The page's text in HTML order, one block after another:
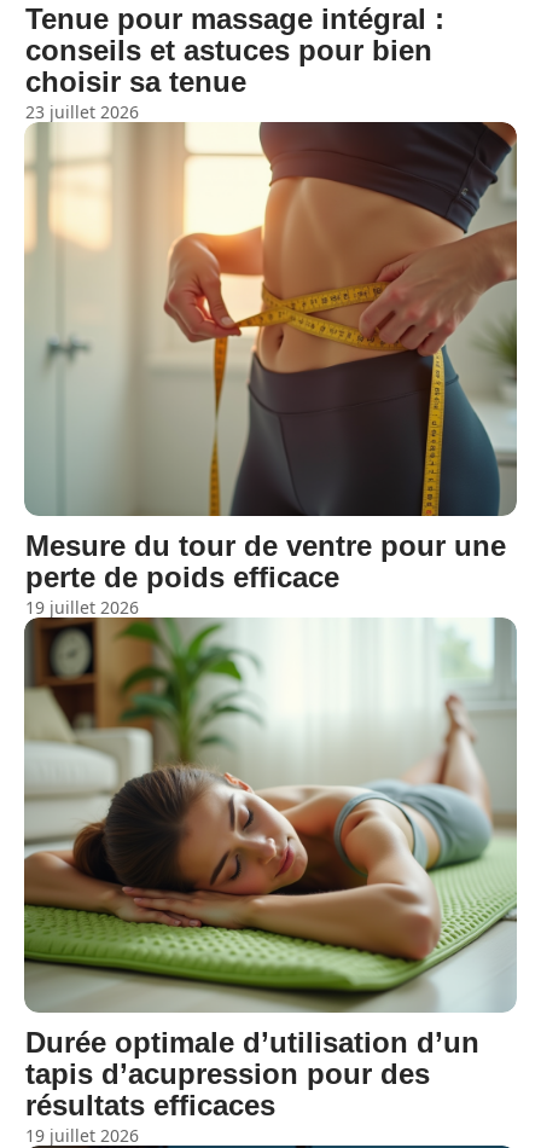
Tenue pour massage intégral :
conseils et astuces pour bien
choisir sa tenue
23 juillet 2026
Mesure du tour de ventre pour une
perte de poids efficace
19 juillet 2026
Durée optimale d’utilisation d’un
tapis d’acupression pour des
résultats efficaces
19 juillet 2026